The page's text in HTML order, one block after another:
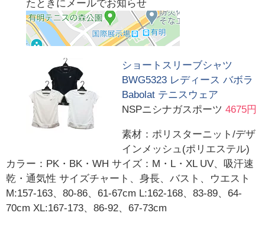
たときにメールでお知らせ
ショートスリーブシャツ
BWG5323 レディース バボラ
Babolat テニスウェア
NSPニシナガスポーツ 4675円
素材：ポリスターニット/デザ
インメッシュ(ポリエステル)
カラー：PK・BK・WH サイズ：M・L・XL UV、吸汗速
乾・通気性 サイズチャート、身長、バスト、ウエスト
M:157-163、80-86、61-67cm L:162-168、83-89、64-
70cm XL:167-173、86-92、67-73cm